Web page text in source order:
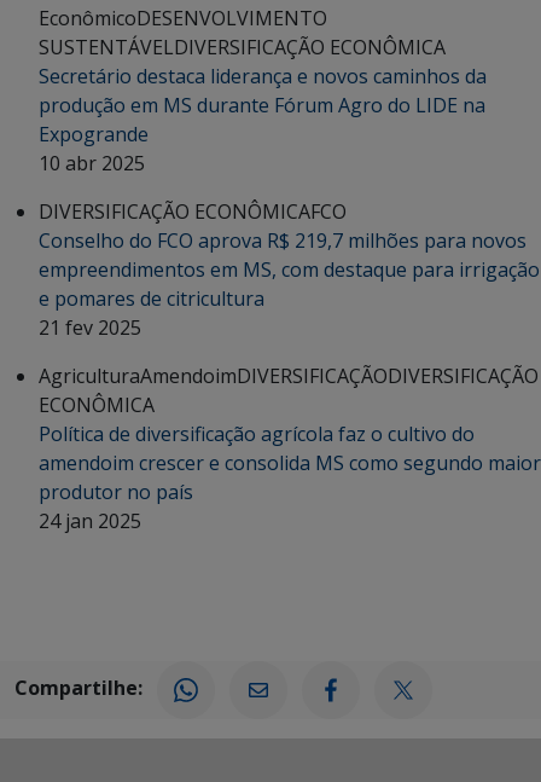
EconômicoDESENVOLVIMENTO
SUSTENTÁVELDIVERSIFICAÇÃO ECONÔMICA
Secretário destaca liderança e novos caminhos da
produção em MS durante Fórum Agro do LIDE na
Expogrande
10 abr 2025
DIVERSIFICAÇÃO ECONÔMICAFCO
Conselho do FCO aprova R$ 219,7 milhões para novos
empreendimentos em MS, com destaque para irrigação
e pomares de citricultura
21 fev 2025
AgriculturaAmendoimDIVERSIFICAÇÃODIVERSIFICAÇÃO
ECONÔMICA
Política de diversificação agrícola faz o cultivo do
amendoim crescer e consolida MS como segundo maior
produtor no país
24 jan 2025
Compartilhe: